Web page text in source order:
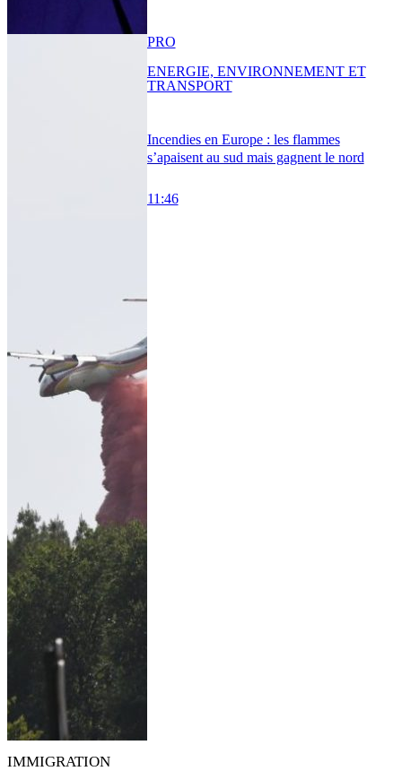
Incendies en Europe : les flammes
s’apaisent au sud mais gagnent le nord
11:46
PRO
ENERGIE, ENVIRONNEMENT ET
TRANSPORT
IMMIGRATION